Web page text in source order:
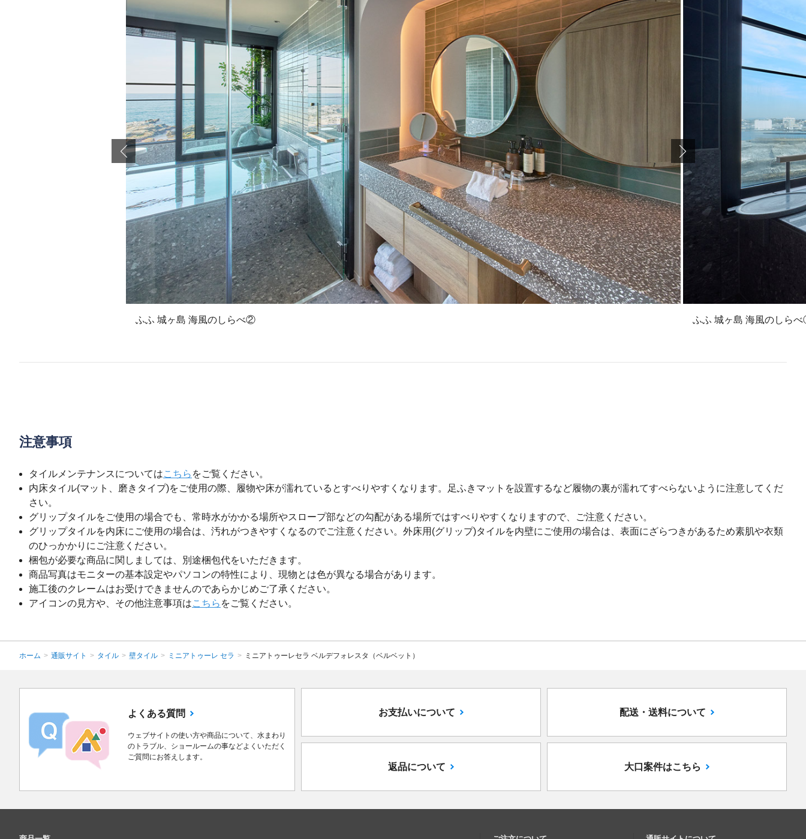
ふふ 城ヶ島 海風のしらべ② ふふ 城ヶ島 海風のしら
注意事項
タイルメンテナンスについてはこちら をご覧ください。
内床タイル(マット、磨きタイプ)をご使用の際、履物や床が濡れているとすべりやすくなります。足ふきマットを設置するなど履物の裏が濡れてすべらないように注意してくだ
さい。
グリップタイルをご使用の場合でも、常時水がかかる場所やスロープ部などの勾配がある場所ではすべりやすくなりますので、ご注意ください。
グリップタイルを内床にご使用の場合は、汚れがつきやすくなるのでご注意ください。外床用(グリップ)タイルを内壁にご使用の場合は、表面にざらつきがあるため素肌や衣類
のひっかかりにご注意ください。
梱包が必要な商品に関しましては、別途梱包代をいただきます。
商品写真はモニターの基本設定やパソコンの特性により、現物とは色が異なる場合があります。
施工後のクレームはお受けできませんのであらかじめご了承ください。
アイコンの見方や、その他注意事項はこちら をご覧ください。
ホーム > 通販サイト > タイル > 壁タイル > ミニアトゥーレ セラ > ミニアトゥーレセラ ベルデフォレスタ（ベルベット）
よくある質問
ウェブサイトの使い方や商品について、水まわり
のトラブル、ショールームの事などよくいただく
ご質問にお答えします。
お支払いについて
返品について
配送・送料について
大口案件はこちら